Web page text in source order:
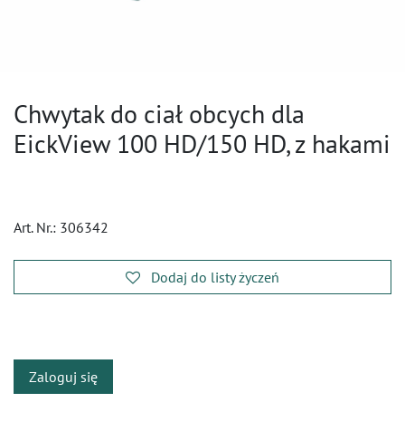
Chwytak do ciał obcych dla
EickView 100 HD/150 HD, z hakami
Art. Nr.: 306342
Dodaj do listy życzeń
Zaloguj się